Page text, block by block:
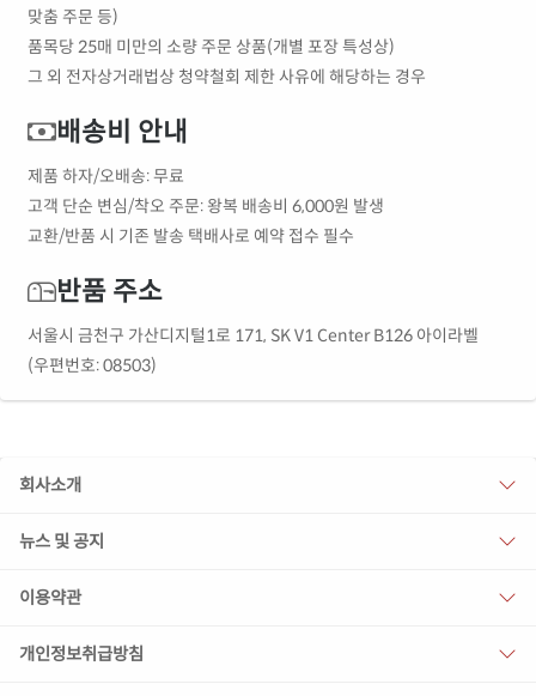
맞춤 주문 등)
품목당 25매 미만의 소량 주문 상품(개별 포장 특성상)
그 외 전자상거래법상 청약철회 제한 사유에 해당하는 경우
배송비 안내
제품 하자/오배송: 무료
고객 단순 변심/착오 주문: 왕복 배송비 6,000원 발생
교환/반품 시 기존 발송 택배사로 예약 접수 필수
반품 주소
서울시 금천구 가산디지털1로 171, SK V1 Center B126 아이라벨
(우편번호: 08503)
회사소개
뉴스 및 공지
이용약관
개인정보취급방침